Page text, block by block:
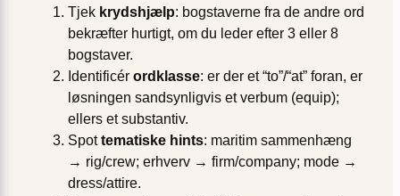
Tjek krydshjælp: bogstaverne fra de andre ord
bekræfter hurtigt, om du leder efter 3 eller 8
bogstaver.
Identificér ordklasse: er der et “to”/“at” foran, er
løsningen sandsynligvis et verbum (equip);
ellers et substantiv.
Spottematiske hints: maritim sammenhæng
→ rig/crew; erhverv → firm/company; mode →
dress/attire.